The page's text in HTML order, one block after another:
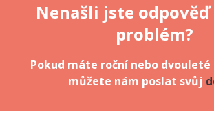
Nenašli jste odpověď
problém?
Pokud máte roční nebo dvouleté
můžete nám poslat svůj